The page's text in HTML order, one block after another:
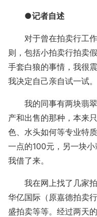
●记者自述
对于曾在拍卖行工
则，包括小拍卖行拍卖
手套白狼的事情，我很
我决定自己亲自试一试。
我的同事有两块翡
产和出售的那种，本来
色、水头如何等专业特
一点的100元，另一块
我借了来。
我在网上找了几家
华亿国际（原嘉德拍卖
盛拍卖等等。经过两天